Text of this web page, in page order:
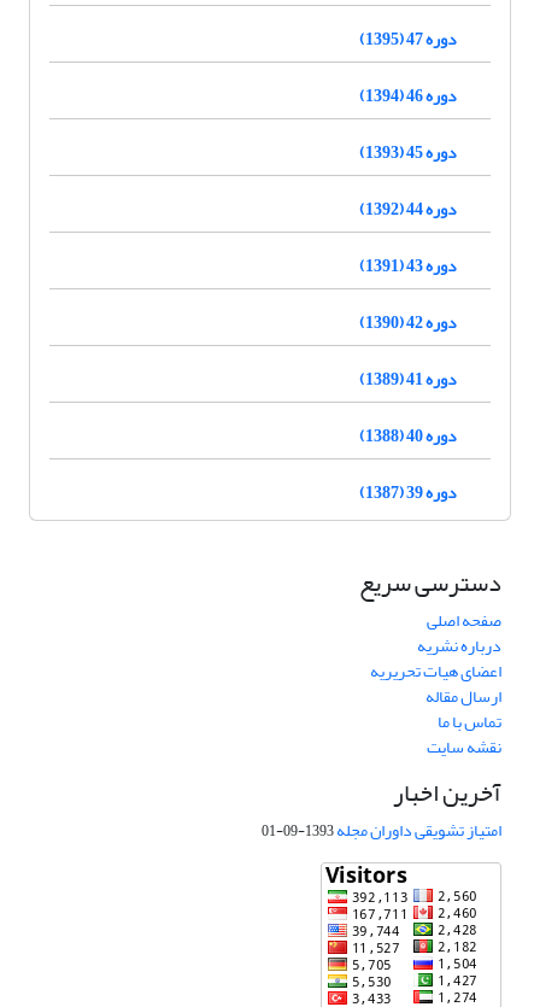
دوره 47 (1395)
دوره 46 (1394)
دوره 45 (1393)
دوره 44 (1392)
دوره 43 (1391)
دوره 42 (1390)
دوره 41 (1389)
دوره 40 (1388)
دوره 39 (1387)
دسترسی سریع
صفحه اصلی
درباره نشریه
اعضای هیات تحریریه
ارسال مقاله
تماس با ما
نقشه سایت
آخرین اخبار
امتیاز تشویقی داوران مجله1393-09-01